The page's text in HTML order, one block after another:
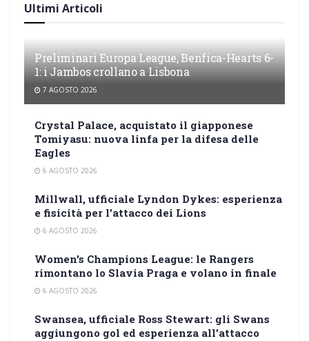
Ultimi Articoli
Preliminari Europa League, Benfica-Hearts 6-
1: i Jambos crollano a Lisbona
7 AGOSTO 2026
Crystal Palace, acquistato il giapponese
Tomiyasu: nuova linfa per la difesa delle
Eagles
6 AGOSTO 2026
Millwall, ufficiale Lyndon Dykes: esperienza
e fisicità per l’attacco dei Lions
6 AGOSTO 2026
Women’s Champions League: le Rangers
rimontano lo Slavia Praga e volano in finale
6 AGOSTO 2026
Swansea, ufficiale Ross Stewart: gli Swans
aggiungono gol ed esperienza all’attacco